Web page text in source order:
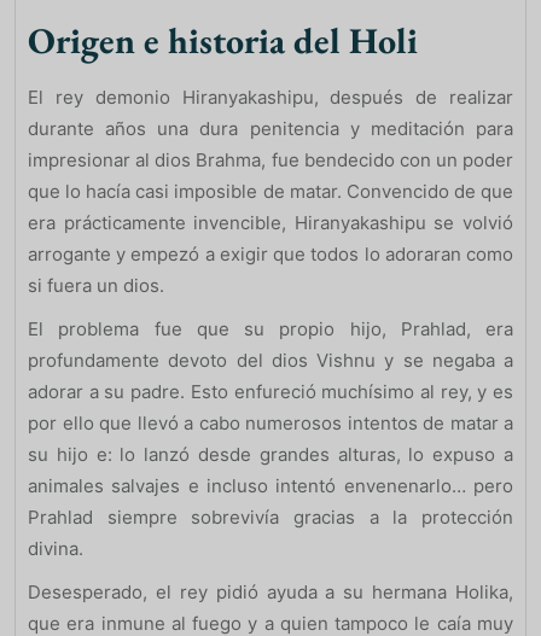
Origen e historia del Holi
El rey demonio Hiranyakashipu, después de realizar
durante años una dura penitencia y meditación para
impresionar al dios Brahma, fue bendecido con un poder
que lo hacía casi imposible de matar. Convencido de que
era prácticamente invencible, Hiranyakashipu se volvió
arrogante y empezó a exigir que todos lo adoraran como
si fuera un dios.
El problema fue que su propio hijo, Prahlad, era
profundamente devoto del dios Vishnu y se negaba a
adorar a su padre. Esto enfureció muchísimo al rey, y es
por ello que llevó a cabo numerosos intentos de matar a
su hijo e: lo lanzó desde grandes alturas, lo expuso a
animales salvajes e incluso intentó envenenarlo… pero
Prahlad siempre sobrevivía gracias a la protección
divina.
Desesperado, el rey pidió ayuda a su hermana Holika,
que era inmune al fuego y a quien tampoco le caía muy